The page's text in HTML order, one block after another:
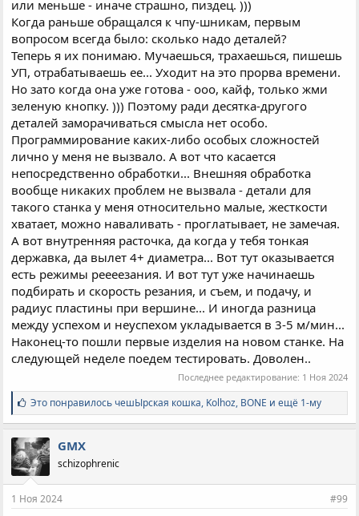
или меньше - иначе страшно, пиздец. )))
Когда раньше обращался к чпу-шникам, первым
вопросом всегда было: сколько надо деталей?
Теперь я их понимаю. Мучаешься, трахаешься, пишешь
УП, отрабатываешь ее... Уходит на это прорва времени.
Но зато когда она уже готова - ооо, кайф, только жми
зеленую кнопку. ))) Поэтому ради десятка-другого
деталей заморачиваться смысла нет особо.
Программирование каких-либо особых сложностей
лично у меня не вызвало. А вот что касается
непосредственно обработки... Внешняя обработка
вообще никаких проблем не вызвала - детали для
такого станка у меня относительно малые, жесткости
хватает, можно наваливать - проглатывает, не замечая.
А вот внутренняя расточка, да когда у тебя тонкая
державка, да вылет 4+ диаметра... Вот тут оказывается
есть режимы реееезания. И вот тут уже начинаешь
подбирать и скорость резания, и съем, и подачу, и
радиус пластины при вершине... И иногда разница
между успехом и неуспехом укладывается в 3-5 м/мин...
Наконец-то пошли первые изделия на новом станке. На
следующей неделе поедем тестировать. Доволен..
Последнее редактирование: 1 Ноя 2024
С
и
м
п
а
т
и
:
Это понравилось чешЫрская кошка, Kolhoz, BONE и ещё 1-му
GMX
schizophrenic
1 Ноя 2024 #99